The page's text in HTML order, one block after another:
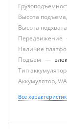
Высота
Высота
Передвижение
Наличие
Подъем —
Тип
Аккумулятор, V/
Все